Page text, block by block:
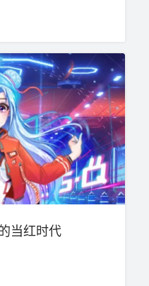
当红时代